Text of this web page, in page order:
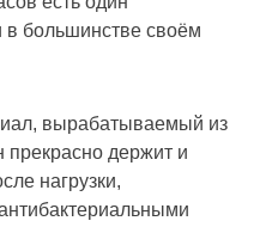
большинстве своём
вырабатываемый из
прекрасно держит и
нагрузки,